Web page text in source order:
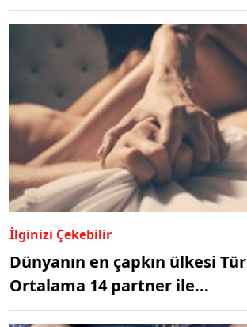
İlginizi Çekebilir
Dünyanın en çapkın ülkesi
Ortalama 14 partner ile...